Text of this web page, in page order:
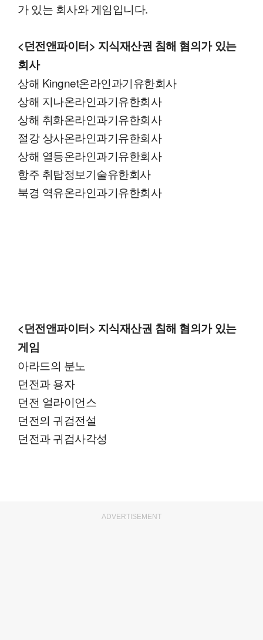
가 있는 회사와 게임입니다.
<던전앤파이터> 지식재산권 침해 혐의가 있는
회사
상해 Kingnet온라인과기유한회사
상해 지나온라인과기유한회사
상해 취화온라인과기유한회사
절강 상사온라인과기유한회사
상해 열등온라인과기유한회사
항주 취탑정보기술유한회사
북경 역유온라인과기유한회사
<던전앤파이터> 지식재산권 침해 혐의가 있는
게임
아라드의 분노
던전과 용자
던전 얼라이언스
던전의 귀검전설
던전과 귀검사각성
ADVERTISEMENT